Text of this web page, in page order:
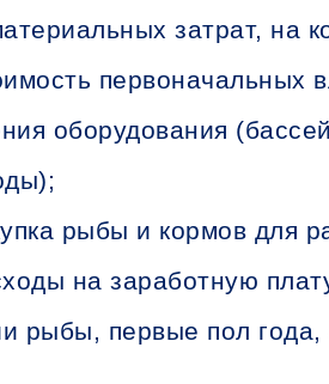
затрат, на
первоначальных
оборудования
рыбы и кормов для
на заработную
рыбы, первые пол